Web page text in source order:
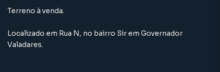
Terreno à venda.
Localizado em Rua N, no bairro Sirem Governador
Valadares.